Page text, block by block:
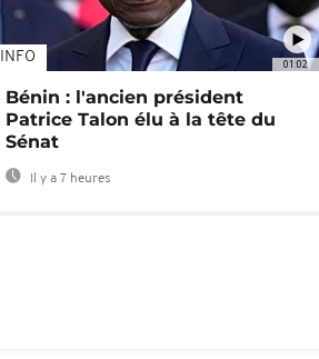
01:02
INFO
Bénin : l'ancien président
Patrice Talon élu à la tête du
Sénat
Il y a 7 heures